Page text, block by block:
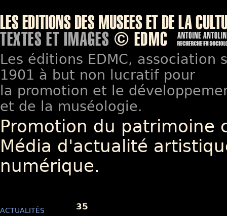
Les éditions EDMC, association
1901 à but non lucratif pour
la promotion et le
et de la muséologie.
Promotion du patrimoine
Média d'actualité
numérique.
ACTUALITÉS
35